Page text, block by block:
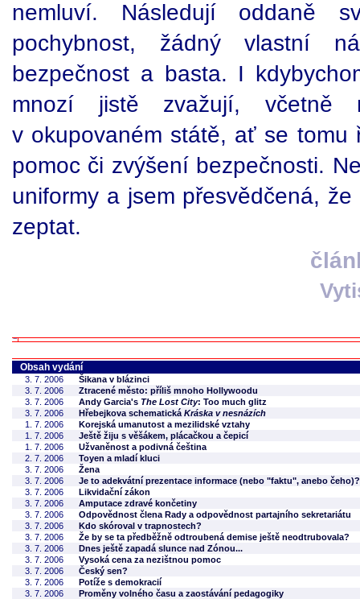
nemluví. Následují oddaně
pochybnost, žádný vlastní
bezpečnost a basta. I
mnozí jistě zvažují,
v okupovaném státě, ať se tomu
pomoc či zvýšení bezpečnosti.
uniformy a jsem přesvědčená,
zeptat.
Obsah vydání
3. 7. 2006
Šikana v blázinci
3. 7. 2006
Ztracené město: příliš mnoho Hollywoodu
3. 7. 2006
Andy Garcia's The Lost City: Too much glitz
3. 7. 2006
Hřebejkova schematická Kráska v nesnázích
1. 7. 2006
Korejská umanutost a mezilidské vztahy
1. 7. 2006
Ještě žiju s věšákem, plácačkou a čepicí
1. 7. 2006
Užvaněnost a podivná čeština
2. 7. 2006
Toyen a mladí kluci
3. 7. 2006
Žena
3. 7. 2006
Je to adekvátní prezentace informace (nebo "faktu", anebo čeho)?
3. 7. 2006
Likvidační zákon
3. 7. 2006
Amputace zdravé končetiny
3. 7. 2006
Odpovědnost člena Rady a odpovědnost partajního sekretariátu
3. 7. 2006
Kdo skóroval v trapnostech?
3. 7. 2006
Že by se ta předběžně odtroubená demise ještě neodtrubovala?
3. 7. 2006
Dnes ještě zapadá slunce nad Zónou...
3. 7. 2006
Vysoká cena za nezištnou pomoc
3. 7. 2006
Český sen?
3. 7. 2006
Potíže s demokracií
3. 7. 2006
Proměny volného času a zaostávání pedagogiky